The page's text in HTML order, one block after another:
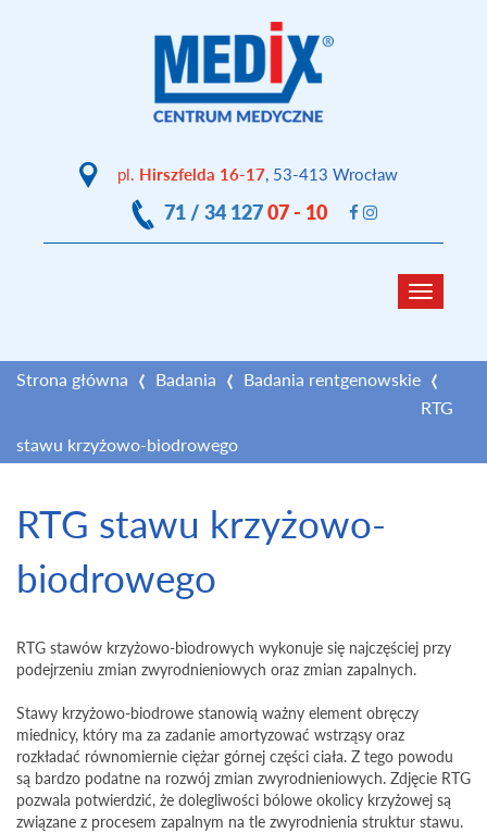
pl. Hirszfelda 16-17, 53-413 Wrocław
71 / 34 12707 - 10
Toggle
Strona główna Badania
Badania rentgenowskie
RTG
stawu krzyżowo-biodrowego
RTG stawu krzyżowo-
biodrowego
RTG stawów krzyżowo-biodrowych wykonuje się najczęściej przy
podejrzeniu zmian zwyrodnieniowych oraz zmian zapalnych.
Stawy krzyżowo-biodrowe stanowią ważny element obręczy
miednicy, który ma za zadanie amortyzować wstrząsy oraz
rozkładać równomiernie ciężar górnej części ciała. Z tego powodu
są bardzo podatne na rozwój zmian zwyrodnieniowych. Zdjęcie RTG
pozwala potwierdzić, że dolegliwości bólowe okolicy krzyżowej są
związane z procesem zapalnym na tle zwyrodnienia struktur stawu.